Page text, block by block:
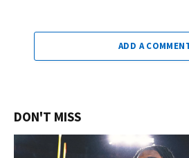
ADD A
DON'T MISS